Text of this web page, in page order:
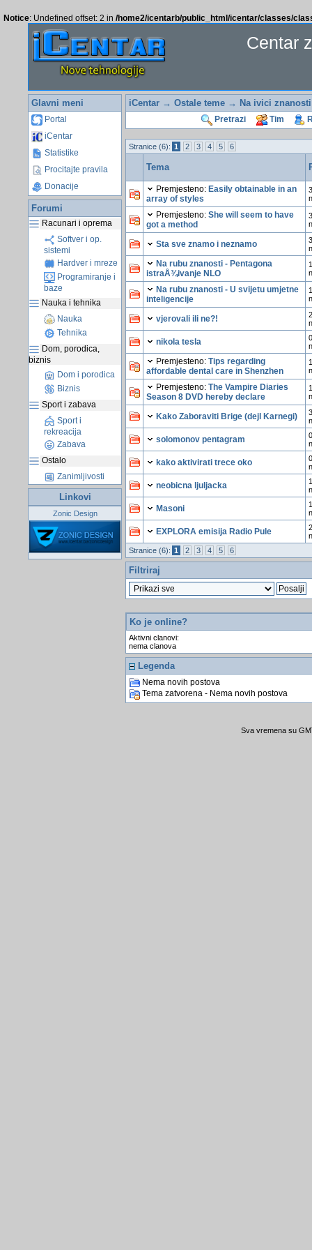
Notice: Undefined offset: 2 in /home2/icentarb/public_html/icentar/classes/
Centar
Glavni meni
Portal
iCentar
Statistike
Procitajte pravila
Donacije
Forumi
Racunari i oprema
Softver i op.
sistemi
Hardver i mreze
Programiranje i
baze
Nauka i tehnika
Nauka
Tehnika
Dom, porodica,
biznis
Dom i porodica
Biznis
Sport i zabava
Sport i
rekreacija
Zabava
Ostalo
Zanimljivosti
Linkovi
Zonic Design
iCentar→ Ostale teme→ Na ivici znanosti
Pretrazi Tim
Stranice (6): 1 2 3 4 5 6
Tema
Premjesteno: Easily obtainable in an
array of styles
Premjesteno: She will seem to have
got a method
Sta sve znamo i neznamo
Na rubu znanosti - Pentagona
istraÅ¾ivanje NLO
Na rubu znanosti - U svijetu umjetne
inteligencije
vjerovali ili ne?!
nikola tesla
Premjesteno: Tips regarding
affordable dental care in Shenzhen
Premjesteno: The Vampire Diaries
Season 8 DVD hereby declare
Kako Zaboraviti Brige (dejl Karnegi)
solomonov pentagram
kako aktivirati trece oko
neobicna ljuljacka
Masoni
EXPLORA emisija Radio Pule
Stranice (6): 1 2 3 4 5 6
Filtriraj
Ko je online?
Aktivni clanovi:
nema clanova
Legenda
Nema novih postova
Tema zatvorena - Nema novih postova
Sva vremena su